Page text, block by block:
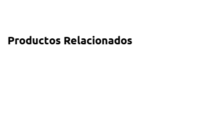
Productos Relacionados